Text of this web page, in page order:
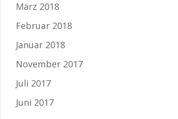
März 2018
Februar 2018
Januar 2018
November 2017
Juli 2017
Juni 2017